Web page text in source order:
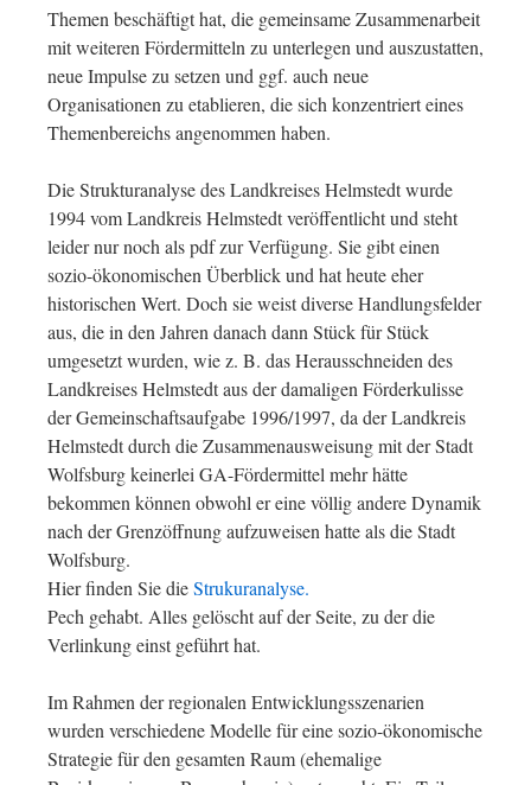
Themen beschäftigt hat, die gemeinsame Zusammenarbeit
mit weiteren Fördermitteln zu unterlegen und auszustatten,
neue Impulse zu setzen und ggf. auch neue
Organisationen zu etablieren, die sich konzentriert eines
Themenbereichs angenommen haben.
Die Strukturanalyse des Landkreises Helmstedt wurde
1994 vom Landkreis Helmstedt veröffentlicht und steht
leider nur noch als pdf zur Verfügung. Sie gibt einen
sozio-ökonomischen Überblick und hat heute eher
historischen Wert. Doch sie weist diverse Handlungsfelder
aus, die in den Jahren danach dann Stück für Stück
umgesetzt wurden, wie z. B. das Herausschneiden des
Landkreises Helmstedt aus der damaligen Förderkulisse
der Gemeinschaftsaufgabe 1996/1997, da der Landkreis
Helmstedt durch die Zusammenausweisung mit der Stadt
Wolfsburg keinerlei GA-Fördermittel mehr hätte
bekommen können obwohl er eine völlig andere Dynamik
nach der Grenzöffnung aufzuweisen hatte als die Stadt
Wolfsburg.
Hier finden Sie dieStrukuranalyse.
Pech gehabt. Alles gelöscht auf der Seite, zu der die
Verlinkung einst geführt hat.
Im Rahmen der regionalen Entwicklungsszenarien
wurden verschiedene Modelle für eine sozio-ökonomische
Strategie für den gesamten Raum (ehemalige